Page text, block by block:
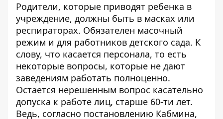
Родители, которые приводят ребенка в
учреждение, должны быть в масках или
респираторах. Обязателен масочный
режим и для работников детского сада. К
слову, что касается персонала, то есть
некоторые вопросы, которые не дают
заведениям работать полноценно.
Остается нерешенным вопрос касательно
допуска к работе лиц, старше 60-ти лет.
Ведь, согласно постановлению Кабмина,